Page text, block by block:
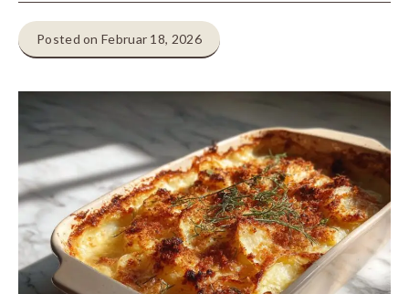
Posted on Februar 18, 2026